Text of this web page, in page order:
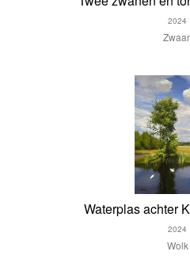
2024
Waterplas achter
2024
Wolk